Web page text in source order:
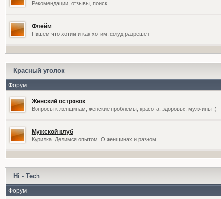
Рекомендации, отзывы, поиск
Флейм
Пишем что хотим и как хотим, флуд разрешён
Красный уголок
Форум
Женский островок
Вопросы к женщинам, женские проблемы, красота, здоровье, мужчины :)
Мужской клуб
Курилка. Делимся опытом. О женщинах и разном.
Hi - Tech
Форум